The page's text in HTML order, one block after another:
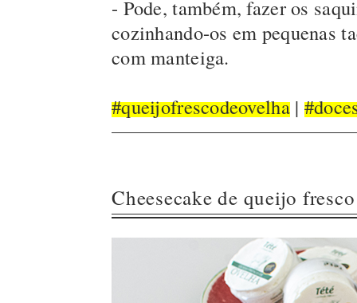
- Pode, também, fazer os
cozinhando-os em pequenas
com manteiga.
#queijofrescodeovelha|
Cheesecake de queijo